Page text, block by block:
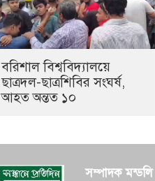
বরিশাল বিশ্ববিদ্যালয়ে
ছাত্রদল-ছাত্রশিবির সংঘর্ষ,
আহত অন্তত ১০
সম্পাদক মন্ডলি